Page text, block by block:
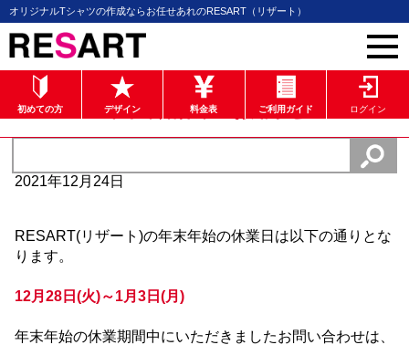
オリジナルTシャツの作成ならお任せあれのRESART（リザート）
初めての方 デザイン 料金表 ご利用ガイド ログイン
年末年始休業のお知らせ
2021年12月24日
RESART(リザート)の年末年始の休業日は以下の通りとな
ります。
12月28日(火)～1月3日(月)
年末年始の休業期間中にいただきましたお問い合わせは、